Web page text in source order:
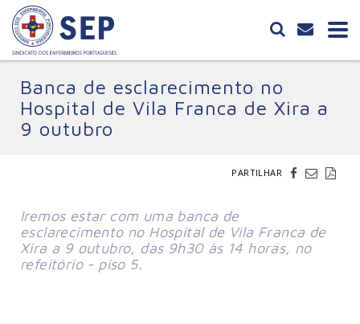
Banca de esclarecimento no
Hospital de Vila Franca de Xira a
9 outubro
PARTILHAR
Iremos estar com uma banca de
esclarecimento no Hospital de Vila Franca de
Xira a 9 outubro, das 9h30 às 14 horas, no
refeitório - piso 5.